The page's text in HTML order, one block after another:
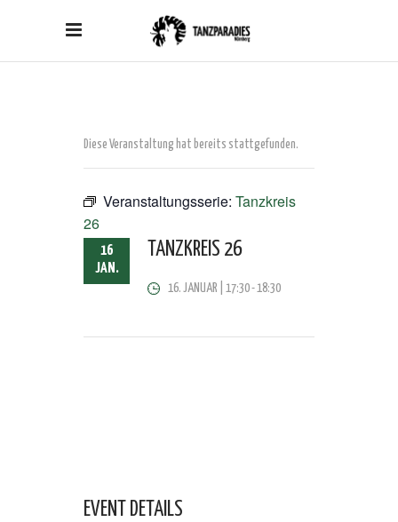
Diese Veranstaltung hat bereits stattgefunden.
Veranstaltungsserie: Tanzkreis
26
16
JAN.
TANZKREIS 26
16. JANUAR | 17:30-18:30
EVENT DETAILS